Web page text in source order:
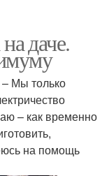
даче.
Мы только
– как временно
на помощь